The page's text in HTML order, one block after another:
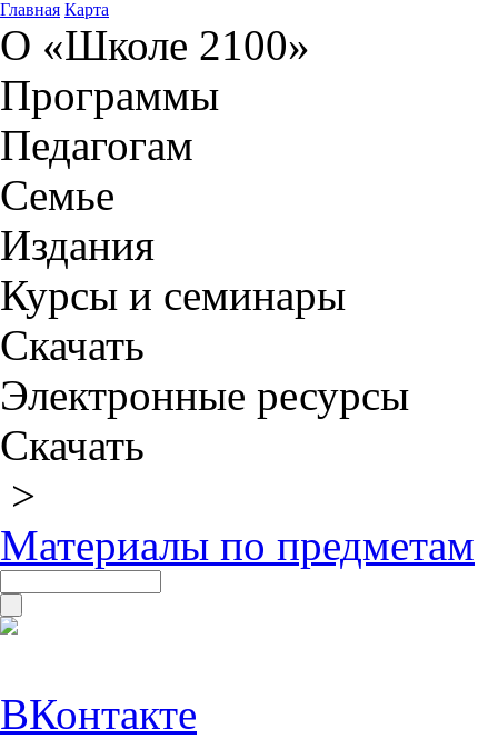
Главная Карта
О «Школе 2100»
Программы
Педагогам
Семье
Издания
Курсы и семинары
Скачать
Электронные ресурсы
Скачать
>
Материалы по предметам
ВКонтакте